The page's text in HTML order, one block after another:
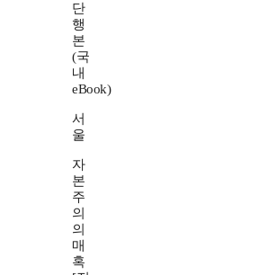
단
행
본
(국
내
eBook)
서
울
자
본
주
의
의
매
혹